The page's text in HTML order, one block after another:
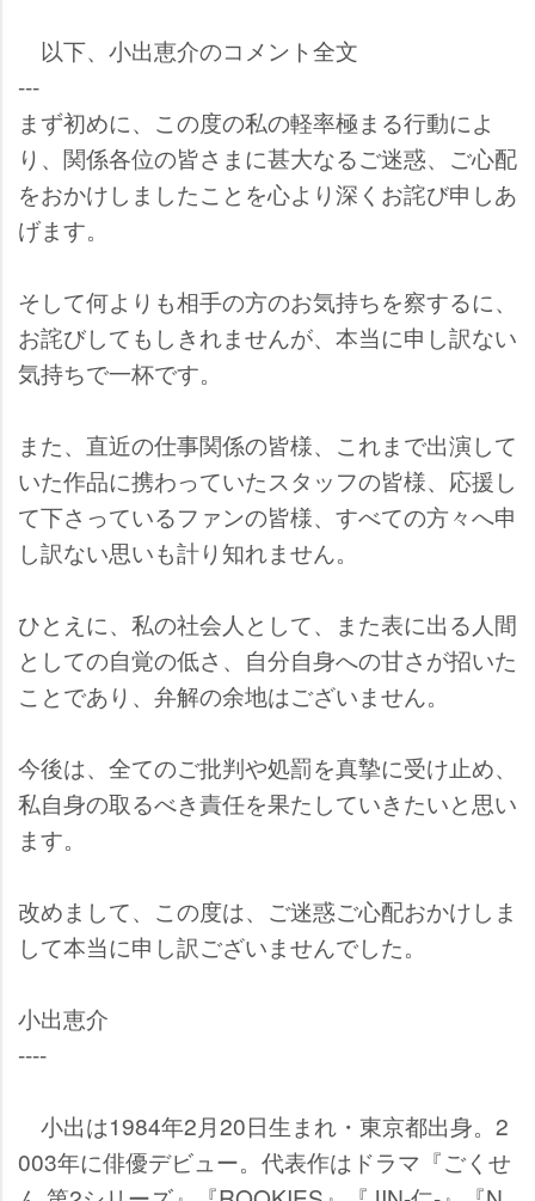
以下、小出恵介のコメント全文
---
まず初めに、この度の私の軽率極まる行動によ
り、関係各位の皆さまに甚大なるご迷惑、ご心配
をおかけしましたことを心より深くお詫び申しあ
げます。
そして何よりも相手の方のお気持ちを察するに、
お詫びしてもしきれませんが、本当に申し訳ない
気持ちで一杯です。
また、直近の仕事関係の皆様、これまで出演して
いた作品に携わっていたスタッフの皆様、応援し
て下さっているファンの皆様、すべての方々へ申
し訳ない思いも計り知れません。
ひとえに、私の社会人として、また表に出る人間
としての自覚の低さ、自分自身への甘さが招いた
ことであり、弁解の余地はございません。
今後は、全てのご批判や処罰を真摯に受け止め、
私自身の取るべき責任を果たしていきたいと思い
ます。
改めまして、この度は、ご迷惑ご心配おかけしま
して本当に申し訳ございませんでした。
小出恵介
----
小出は1984年2月20日生まれ・東京都出身。2
003年に俳優デビュー。代表作はドラマ『ごくせ